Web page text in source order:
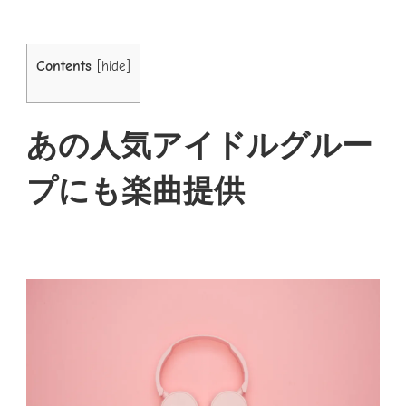
Contents hide
あの人気アイドルグルー
プにも楽曲提供